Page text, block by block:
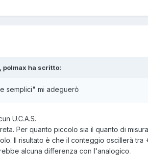
polmax ha scritto:
semplici" mi adeguerò
U.C.A.S.
Per quanto piccolo sia il quanto di
Il risultato è che il conteggio oscillerà
alcuna differenza con l'analogico.